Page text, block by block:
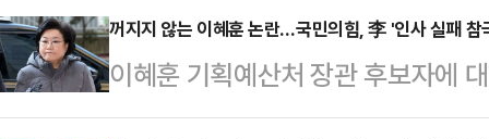
꺼지지 않는 이혜훈 논란…국민의힘, 李 '인사 실패 참
이혜훈 기획예산처 장관 후보자에
진사퇴를 촉구하고 있다. 특히 이재